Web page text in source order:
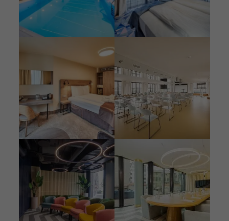
Attēls